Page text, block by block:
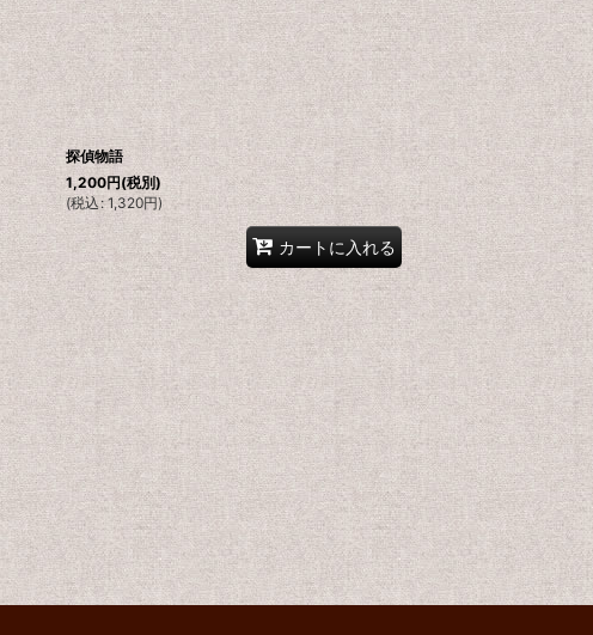
探偵物語
1,200円(税別)
(税込 : 1,320円)
カートに入れる